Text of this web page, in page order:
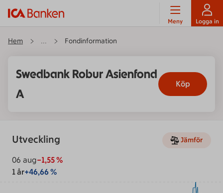
Meny Logga in
Hem ... Fondinformation
Swedbank Robur Asienfond
A
Köp
Utveckling Jämför
06 aug−1,55%
1 år+46,66 %